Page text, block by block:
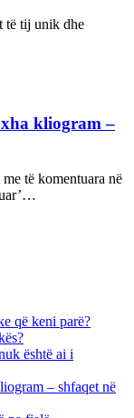
të tij unik dhe
kliogram –
të komentuara në
që keni parë?
është ai i
– shfaqet në